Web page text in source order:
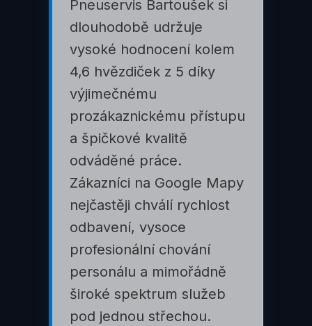
Pneuservis Bartoušek si
dlouhodobě udržuje
vysoké hodnocení kolem
4,6 hvězdiček z 5 díky
výjimečnému
prozákaznickému přístupu
a špičkové kvalitě
odváděné práce.
Zákazníci na Google Mapy
nejčastěji chválí rychlost
odbavení, vysoce
profesionální chování
personálu a mimořádně
široké spektrum služeb
pod jednou střechou.